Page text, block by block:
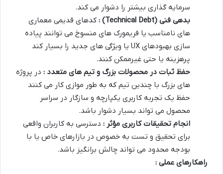
سرمایه گذاری بیشتر را دشوار می کند.
بدهی فنی (Technical Debt)
: کدهای قدیمی معماری
های نامناسب یا فریمورک های منسوخ می توانند پیاده
سازی بهبودهای UX یا ویژگی های جدید را بسیار کند
پرهزینه یا حتی غیرممکن کنند.
حفظ ثبات در محصولات بزرگ و تیم های متعدد : در پروژه
های بزرگ با چندین تیم که به طور موازی کار می کنند
حفظ یک تجربه کاربری یکپارچه و سازگار در سراسر
محصول می تواند بسیار دشوار باشد.
انجام تحقیقات کاربری مؤثر : دسترسی به کاربران واقعی
برای تحقیق و تست به خصوص در بازارهای خاص یا با
بودجه محدود می تواند چالش برانگیز باشد.
راهکارهای عملی :